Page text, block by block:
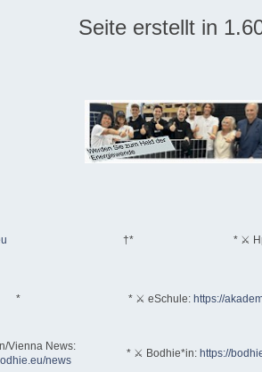
Seite erstellt in
†* * ⚔
* * ⚔ eSchule: https://
Vienna News:
news
* ⚔ Bodhie*in: https://